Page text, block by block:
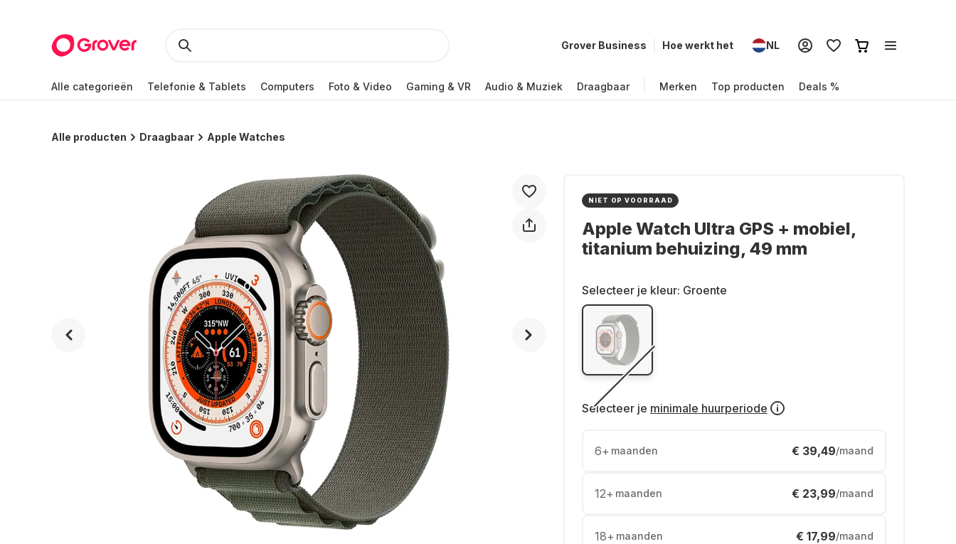
Grover Business Hoe werkt het NL
Alle categorieën Telefonie & Tablets Computers Foto & Video Gaming & VR Audio & Muziek Draagbaar Merken Top producten Deals %
Alle producten Draagbaar Apple Watches
NIET OP VOORRAAD
Apple Watch Ultra GPS + mobiel,
titanium behuizing, 49 mm
Selecteer je kleur: Groente
Selecteer je minimale huurperiode
6+ maanden € 39,49/maand
12+ maanden € 23,99/maand
18+ maanden € 17,99/maand